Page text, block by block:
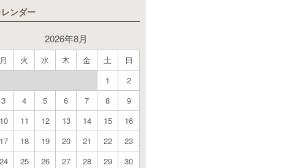
ンダー
2026年8月
月 火 水 木 金 土 日
1
2
3
4 5 6 7 8
9
10
11 12 13 14 15
16
17
18 19 20 21 22
23
24
25 26 27 28 29
30